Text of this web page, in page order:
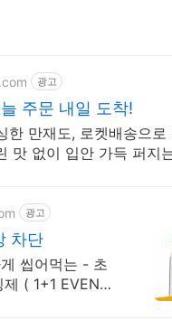
광고
주문 내일 도착!
한 만재도, 로켓배송으로
맛 없이 입안 가득 퍼지
광고
차단
씹어먹는 - 초
( 1+1 EVENT